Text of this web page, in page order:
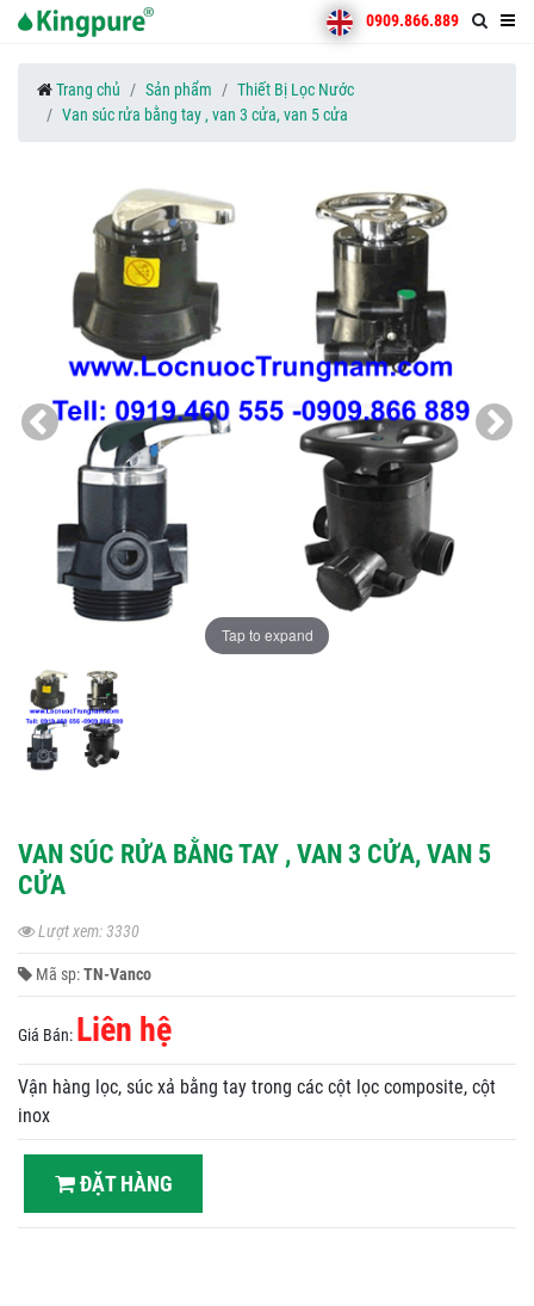
0909.866.889
Trang chủ Sản phẩm
Thiết Bị Lọc Nước
Van súc rửa bằng tay , van 3 cửa, van 5 cửa
Tap to expand
VAN SÚC RỬA BẰNG TAY , VAN 3 CỬA, VAN 5
CỬA
Lượt xem: 3330
Mã sp:TN-Vanco
Giá Bán: Liên hệ
Vận hàng lọc, súc xả bằng tay trong các cột lọc composite, cột
inox
ĐẶT HÀNG